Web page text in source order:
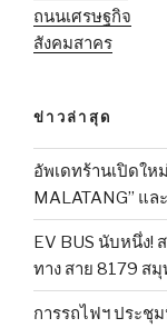
ถนนเศรษฐกิจ
สังคมสาคร
ข่าวล่าสุด
อัพเดทร้านเปิดให
MALATANG” แล
EV BUS นับหนึ่ง!
ทาง สาย 8179 ส
การรถไฟฯ ประชุ